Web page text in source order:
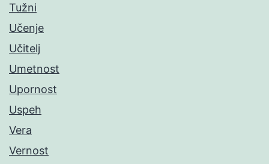
Tužni
Učenje
Učitelj
Umetnost
Upornost
Uspeh
Vera
Vernost